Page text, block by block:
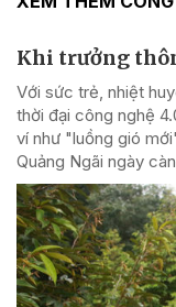
Khi trưởng
Với sức trẻ, nhiệt
thời đại công nghệ
ví như "luồng gió
Quảng Ngãi ngày